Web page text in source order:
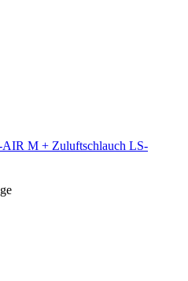
AIR M + Zuluftschlauch LS-